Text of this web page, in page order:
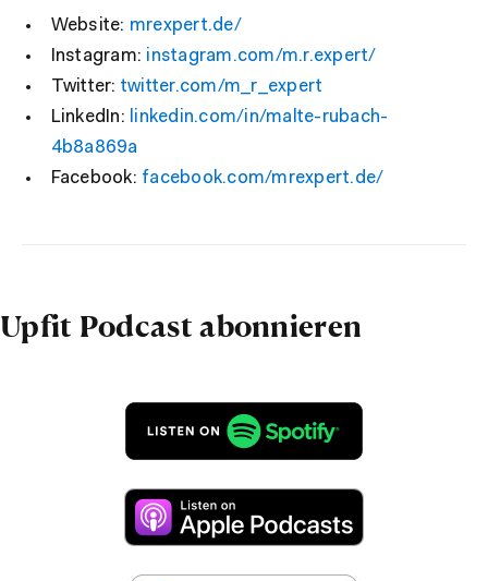
Website: mrexpert.de/
Instagram: instagram.com/m.r.expert/
Twitter: twitter.com/m_r_expert
Linked In: linkedin.com/in/malte-rubach-
4b8a869a
Facebook: facebook.com/mrexpert.de/
Upfit Podcast abonnieren